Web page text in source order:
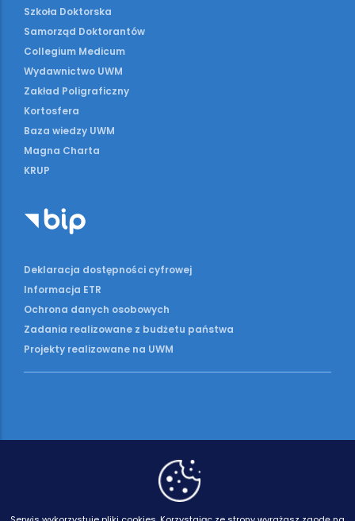
Szkoła Doktorska
Samorząd Doktorantów
Collegium Medicum
Wydawnictwo UWM
Zakład Poligraficzny
Kortosfera
Baza wiedzy UWM
Magna Charta
KRUP
Deklaracja dostępności cyfrowej
Informacja ETR
Ochrona danych osobowych
Zadania realizowane z budżetu państwa
Projekty realizowane na UWM